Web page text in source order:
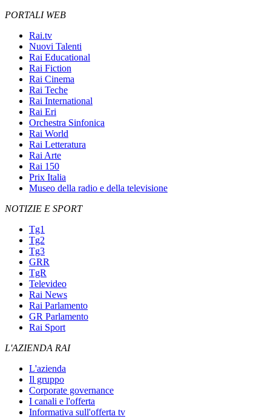
PORTALI WEB
Rai.tv
Nuovi Talenti
Rai Educational
Rai Fiction
Rai Cinema
Rai Teche
Rai International
Rai Eri
Orchestra Sinfonica
Rai World
Rai Letteratura
Rai Arte
Rai 150
Prix Italia
Museo della radio e della televisione
NOTIZIE E SPORT
Tg1
Tg2
Tg3
GRR
TgR
Televideo
Rai News
Rai Parlamento
GR Parlamento
Rai Sport
L'AZIENDA RAI
L'azienda
Il gruppo
Corporate governance
I canali e l'offerta
Informativa sull'offerta tv